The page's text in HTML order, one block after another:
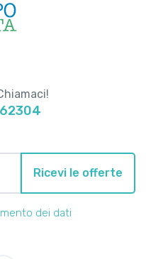
Ricevi le offerte
dei dati